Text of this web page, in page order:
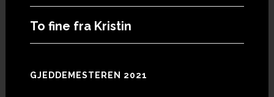
To fine fra Kristin
GJEDDEMESTEREN 2021